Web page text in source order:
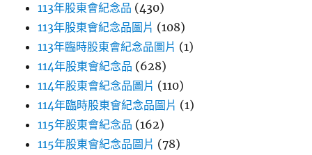
113年股東會紀念品 (430)
113年股東會紀念品圖片 (108)
113年臨時股東會紀念品圖片 (1)
114年股東會紀念品 (628)
114年股東會紀念品圖片 (110)
114年臨時股東會紀念品圖片 (1)
115年股東會紀念品 (162)
115年股東會紀念品圖片 (78)